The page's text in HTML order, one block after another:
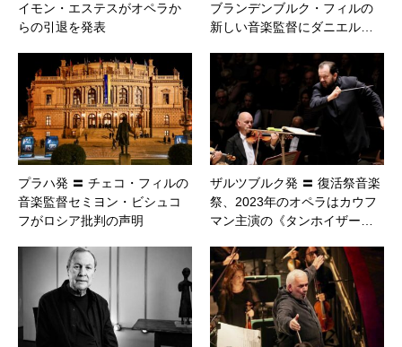
イモン・エステスがオペラか
らの引退を発表
ブランデンブルク・フィルの
新しい音楽監督にダニエル…
プラハ発 〓 チェコ・フィルの
音楽監督セミヨン・ビシュコ
フがロシア批判の声明
ザルツブルク発 〓 復活祭音楽
祭、2023年のオペラはカウフ
マン主演の《タンホイザー…